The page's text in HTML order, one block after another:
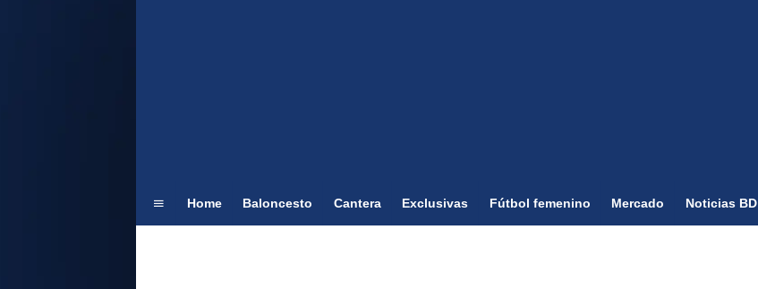
Home Baloncesto Cantera Exclusivas Fútbol femenino Mercado Noticias BD